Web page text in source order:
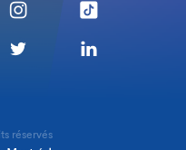
réservés